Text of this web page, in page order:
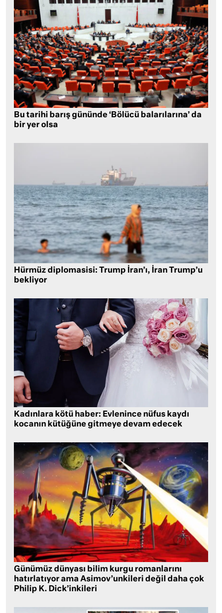
Bu tarihi barış gününde ‘Bölücü balarılarına’ da
bir yer olsa
Hürmüz diplomasisi: Trump İran’ı, İran Trump’u
bekliyor
Kadınlara kötü haber: Evlenince nüfus kaydı
kocanın kütüğüne gitmeye devam edecek
Günümüz dünyası bilim kurgu romanlarını
hatırlatıyor ama Asimov’unkileri değil daha çok
Philip K. Dick’inkileri